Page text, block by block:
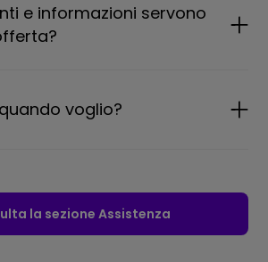
e informazioni servono
voglio?
la sezione Assistenza